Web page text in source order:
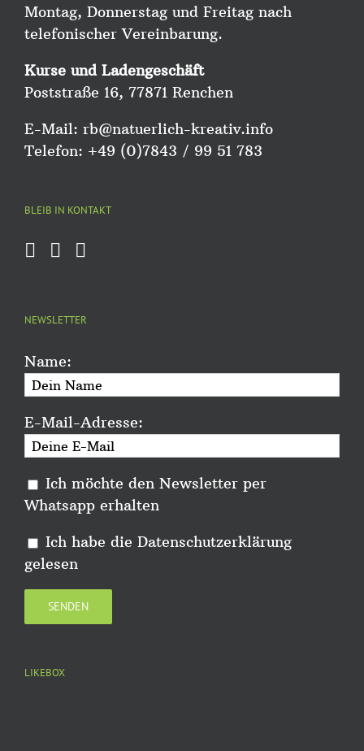
Montag, Donnerstag und Freitag nach
telefonischer Vereinbarung.
Kurse und Ladengeschäft
Poststraße 16, 77871 Renchen
E-Mail: rb@natuerlich-kreativ.info
Telefon: +49 (0)7843 / 99 51 783
BLEIB IN KONTAKT
NEWSLETTER
Name:
E-Mail-Adresse:
Ich möchte den Newsletter per
Whatsapp erhalten
Ich habe die Datenschutzerklärung
gelesen
LIKEBOX